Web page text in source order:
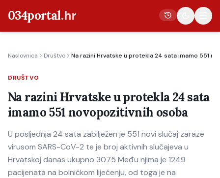
034portal.hr
Crna kronika
Poljoprivreda
Politika
Gospodarstvo
Život
Kultura
Naslovnica Društvo Na razini Hrvatske u protekla 24 sata imamo 551
DRUŠTVO
Na razini Hrvatske u protekla 24 sata
imamo 551 novopozitivnih osoba
U posljednja 24 sata zabilježen je 551 novi slučaj zaraze
virusom SARS-CoV-2 te je broj aktivnih slučajeva u
Hrvatskoj danas ukupno 3075 Među njima je 1249
pacijenata na bolničkom liječenju, od toga je na